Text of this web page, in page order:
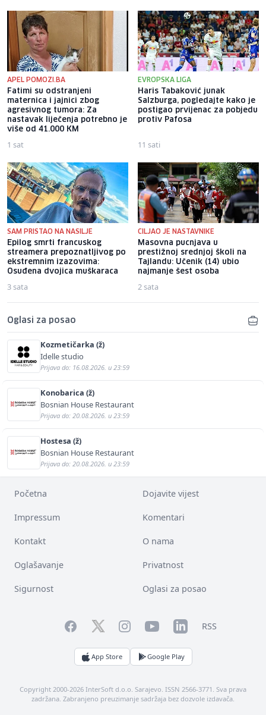
APEL POMOZI.BA
Fatimi su odstranjeni
maternica i jajnici zbog
agresivnog tumora: Za
nastavak liječenja potrebno je
više od 41.000 KM
1 sat
EVROPSKA LIGA
Haris Tabaković junak
Salzburga, pogledajte kako je
postigao prvijenac za pobjedu
protiv Pafosa
11 sati
SAM PRISTAO NA NASILJE
Epilog smrti francuskog
streamera prepoznatljivog po
ekstremnim izazovima:
Osuđena dvojica muškaraca
3 sata
CILJAO JE NASTAVNIKE
Masovna pucnjava u
prestižnoj srednjoj školi na
Tajlandu: Učenik (14) ubio
najmanje šest osoba
2 sata
Oglasi za posao
Kozmetičarka (ž)
Idelle studio
Prijava do: 16.08.2026. u 23:59
Konobarica (ž)
Bosnian House Restaurant
Prijava do: 20.08.2026. u 23:59
Hostesa (ž)
Bosnian House Restaurant
Prijava do: 20.08.2026. u 23:59
Početna Dojavite vijest
Impressum Komentari
Kontakt O nama
Oglašavanje Privatnost
Sigurnost Oglasi za posao
FacebookTwitterInstagramYouTubeLinkedInRSS
App Store Google Play
Copyright 2000-2026 InterSoft d.o.o. Sarajevo. ISSN 2566-3771. Sva prava
zadržana. Zabranjeno preuzimanje sadržaja bez dozvole izdavača.